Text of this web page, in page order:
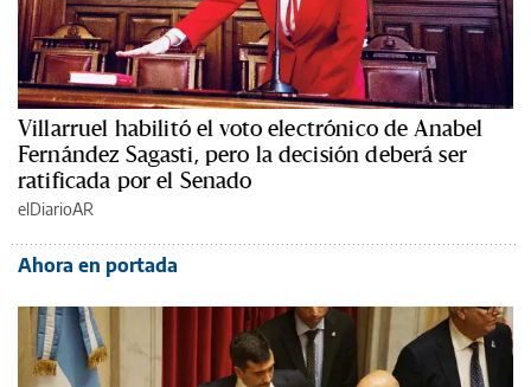
Villarruel habilitó el voto electrónico de Anabel
Fernández Sagasti, pero la decisión deberá ser
ratificada por el Senado
elDiarioAR
Ahora en portada